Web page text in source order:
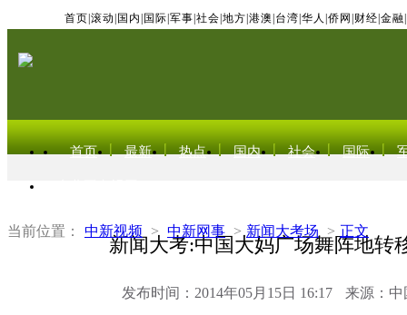
首页 滚动 国内 国际 军事 社会 地方 港澳 台湾 华人 侨网 财经 金融
首页 最新 热点 国内 社会 国际
当前位置： 中新视频 > 中新网事 > 新闻大考场 > 正文
新闻大考:中国大妈广场舞阵地转
发布时间：2014年05月15日 16:17 来源：中